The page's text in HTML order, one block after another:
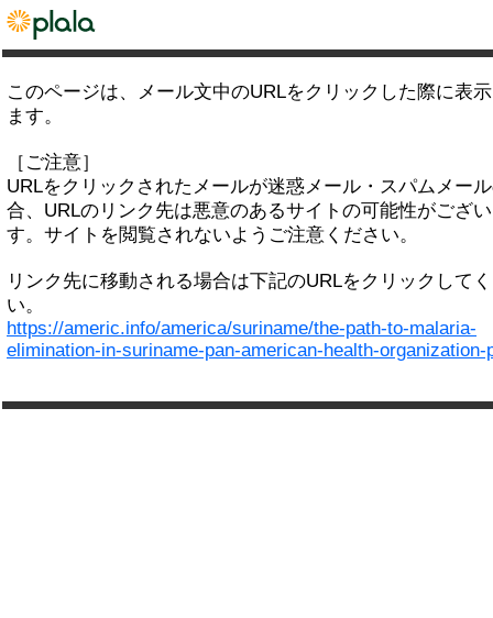
このページは、メール文中のURLをクリックした際に表
ます。
［ご注意］
URLをクリックされたメールが迷惑メール・スパムメー
合、URLのリンク先は悪意のあるサイトの可能性がござ
す。サイトを閲覧されないようご注意ください。
リンク先に移動される場合は下記のURLをクリックして
い。
https://americ.info/america/suriname/the-path-to-malaria-
elimination-in-suriname-pan-american-health-organization-